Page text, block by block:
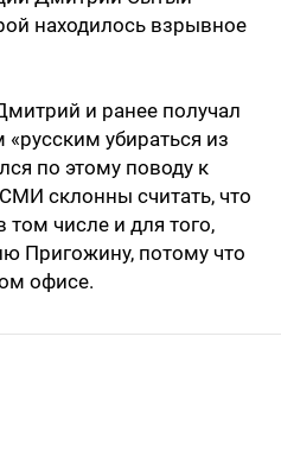
находилось взрывное
и ранее получал
убираться из
по этому поводу к
склонны считать, что
том числе и для того,
Пригожину, потому что
офисе.